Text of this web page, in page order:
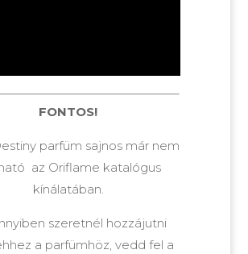
FONTOS!
parfüm sajnos már nem
az Oriflame katalógus
kínálatában.
szeretnél hozzájutni
a parfümhöz, vedd fel a